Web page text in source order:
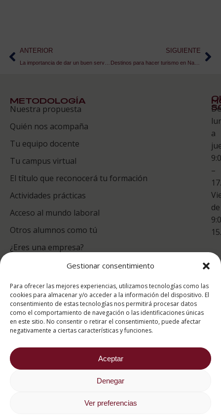
Gestionar consentimiento
Para ofrecer las mejores experiencias, utilizamos tecnologías como las
cookies para almacenar y/o acceder a la información del dispositivo. El
consentimiento de estas tecnologías nos permitirá procesar datos
como el comportamiento de navegación o las identificaciones únicas
en este sitio. No consentir o retirar el consentimiento, puede afectar
negativamente a ciertas características y funciones.
Aceptar
Denegar
Ver preferencias
ANTERIOR SIGUIENTE
METODOLOGÍA
Nuestra propuesta
Quién nos acompaña
Tu equipo docente
Tu campus virtual
El título que reconocerá tu formación
Actividades prácticas
Acceso al mundo laboral
Otros alumnos como tú
¿Eres una empresa?
Te
De
a
–
de
puntuación para ESAH
9.4/10
basado en1331
Valoraciones soportado por
eKomi
2026 ® Estudios Superiores Abiertos de Hostelería
Aviso Legal
Política de cookies